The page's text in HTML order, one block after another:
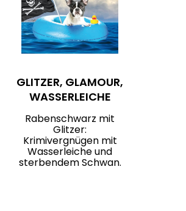
GLITZER, GLAMOUR,
WASSERLEICHE
Rabenschwarz mit
Glitzer:
Krimivergnügen mit
Wasserleiche und
sterbendem Schwan.